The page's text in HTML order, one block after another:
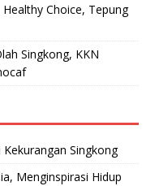
Choice, Tepung
Singkong, KKN
Singkong
Menginspirasi Hidup